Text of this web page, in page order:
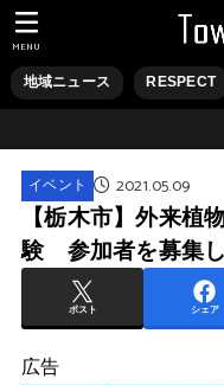
地域ニュース RESPECT
MENU
イベント 2021.05.09
【栃木市】外来植
験 参加者を募集し
ポスト シェア
広告